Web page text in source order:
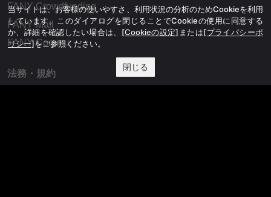
FANY Crowdfunding
FANY Mall
FANY Commu
法務・規約
当サイトは、お客様の使いやすさ、利用状況の分析のためCookieを利用
しています。このダイアログを閉じることでCookieの使用に同意する
か、詳細を確認したい場合は、 [Cookieの設定] または[プライバシーポ
リシー]をご参照ください。
閉じる